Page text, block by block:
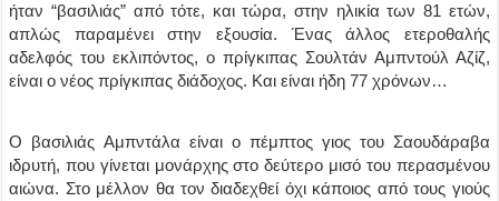
ήταν “βασιλιάς” από τότε, και τώρα, στην ηλικία των 81 ετών,
απλώς παραμένει στην εξουσία. Ένας άλλος ετεροθαλής
αδελφός του εκλιπόντος, ο πρίγκιπας Σουλτάν Αμπντούλ Αζίζ,
είναι ο νέος πρίγκιπας διάδοχος. Και είναι ήδη 77 χρόνων…
O βασιλιάς Aμπντάλα είναι ο πέμπτος γιος του Σαουδάραβα
ιδρυτή, που γίνεται μονάρχης στο δεύτερο μισό του περασμένου
αιώνα. Στο μέλλον θα τον διαδεχθεί όχι κάποιος από τους γιούς